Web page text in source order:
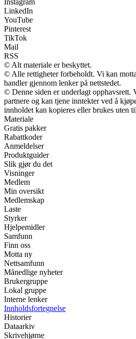
Instagram
LinkedIn
YouTube
Pinterest
TikTok
Mail
RSS
© Alt materiale er beskyttet.
© Alle rettigheter forbeholdt. Vi kan
handler gjennom lenker på nettstedet.
© Denne siden er underlagt opphavsrett.
partnere og kan tjene inntekter ved å
innholdet kan kopieres eller brukes uten
Materiale
Gratis pakker
Rabattkoder
Anmeldelser
Produktguider
Slik gjør du det
Visninger
Medlem
Min oversikt
Medlemskap
Laste
Styrker
Hjelpemidler
Samfunn
Finn oss
Motta ny
Nettsamfunn
Månedlige nyheter
Brukergruppe
Lokal gruppe
Interne lenker
Innholdsfortegnelse
Historier
Dataarkiv
Skrivehjørne